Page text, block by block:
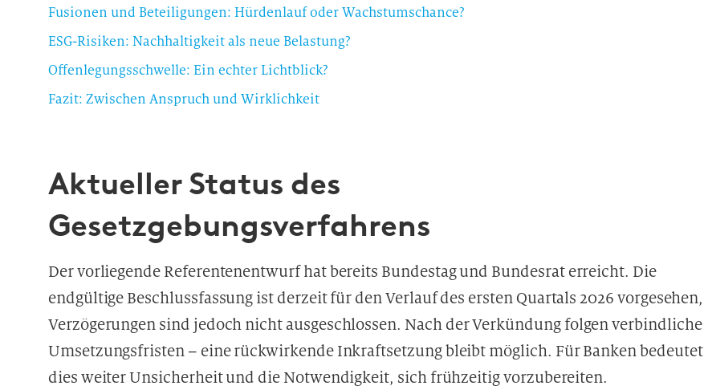
Fusionen und Beteiligungen: Hürdenlauf oder Wachstumschance?
ESG-Risiken: Nachhaltigkeit als neue Belastung?
Offenlegungsschwelle: Ein echter Lichtblick?
Fazit: Zwischen Anspruch und Wirklichkeit
Aktueller Status des
Gesetzgebungsverfahrens
Der vorliegende Referentenentwurf hat bereits Bundestag und Bundesrat erreicht. Die
endgültige Beschlussfassung ist derzeit für den Verlauf des ersten Quartals 2026 vorgesehen,
Verzögerungen sind jedoch nicht ausgeschlossen. Nach der Verkündung folgen verbindliche
Umsetzungsfristen – eine rückwirkende Inkraftsetzung bleibt möglich. Für Banken bedeutet
dies weiter Unsicherheit und die Notwendigkeit, sich frühzeitig vorzubereiten.